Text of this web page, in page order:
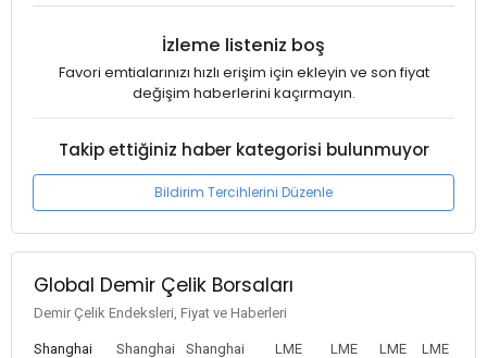
İzleme listeniz boş
Favori emtialarınızı hızlı erişim için ekleyin ve son fiyat
değişim haberlerini kaçırmayın.
Takip ettiğiniz haber kategorisi bulunmuyor
Bildirim Tercihlerini Düzenle
Global Demir Çelik Borsaları
Demir Çelik Endeksleri, Fiyat ve Haberleri
Shanghai
Shanghai
Shanghai
LME
LME
LME
LME